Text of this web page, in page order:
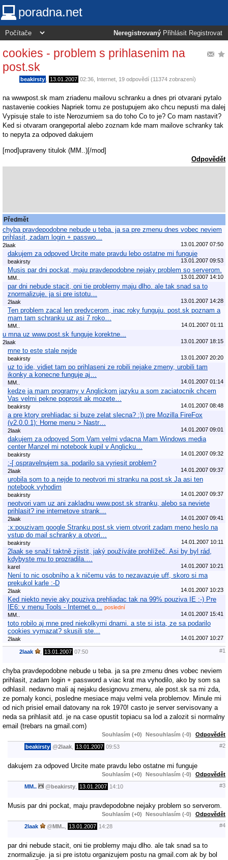
poradna.net
Neregistrovaný Přihlásit Registrovat
cookies - problem s prihlasenim na
post.sk
beakirsty 13.01.2007 02:36 Internet , 19 odpovědí (11374 zobrazení)
na wwwpost.sk mam zriadenu mailovu schranku a dnes pri otvarani pytalo
nastavenie cookies Napriek tomu ze postupujem ako chcu nepusti ma dalej
Vypisuje stale to iste Nerozumiem sa do toho Co to je? Co mam nastavit?
Ked si otvaram orangeportal alebo zoznam kde mam mailove schranky tak
to nepyta za odpoved dakujem
[mod]upraveny titulok (MM..)[/mod]
Odpovědět
Předmět
chyba pravdepodobne nebude u teba. ja sa pre zmenu dnes vobec neviem
prihlasit, zadam login + passwo…
2laak 13.01.2007 07:50
dakujem za odpoved Urcite mate pravdu lebo ostatne mi funguje
beakirsty 13.01.2007 09:53
Musis par dni pockat, maju pravdepodobne nejaky problem so serverom.
MM.. 13.01.2007 14:10
par dni nebude stacit, oni tie problemy maju dlho. ale tak snad sa to
znormalizuje. ja si pre istotu…
2laak 13.01.2007 14:28
Ten problem zacal len predvcerom, inac roky funguju. post.sk poznam a
mam tam schranku uz asi 7 roko…
MM.. 14.01.2007 01:11
u mna uz www.post.sk funguje korektne...
2laak 13.01.2007 18:15
mne to este stale nejde
beakirsty 13.01.2007 20:20
uz to ide, vidiet tam po prihlaseni ze robili nejake zmeny, urobili tam
ikonky a konecne funguje aj…
MM.. 14.01.2007 01:14
kedze ja mam programy v Anglickom jazyku a som zaciatocnik chcem
Vas velmi pekne poprosit ak mozete…
beakirsty 14.01.2007 08:48
a pre ktory prehliadac si buze zelat slecna? :)) pre Mozilla FireFox
(v2.0.0.1): Horne menu > Nastr…
2laak 14.01.2007 09:01
dakujem za odpoved Som Vam velmi vdacna Mam Windows media
center Manzel mi notebook kupil v Anglicku…
beakirsty 14.01.2007 09:32
:-[ ospravelnujem sa. podarilo sa vyriesit problem?
2laak 14.01.2007 09:37
urobila som to a nejde to neotvori mi stranku na post.sk Ja asi ten
notebook vyhodim
beakirsty 14.01.2007 09:37
neotvori vam uz ani zakladnu www.post.sk stranku, alebo sa neviete
prihlasit? ine internetove strank…
2laak 14.01.2007 09:41
:x:pouzivam google Stranku post.sk viem otvorit zadam meno heslo na
vstup do mail schranky a otvori…
beakirsty 14.01.2007 10:11
2laak se snaží taktně zjistit, jaký používáte prohlížeč. Asi by byl rád,
kdybyste mu to prozradila.…
karel 14.01.2007 10:21
Není to nic osobního a k ničemu vás to nezavazuje uff, skoro si ma
prekukol karle :-D
2laak 14.01.2007 10:23
Ked niekto nevie aky pouziva prehliadac tak na 99% pouziva IE :-) Pre
IE6: v menu Tools - Internet o…
poslední
MM..
14.01.2007 15:41
toto robilo aj mne pred niekolkymi dnami. a ste si ista, ze sa podarilo
cookies vymazat? skusili ste…
2laak 14.01.2007 10:27
2laak 13.01.2007 07:50 #1
chyba pravdepodobne nebude u teba. ja sa pre zmenu dnes vobec neviem
prihlasit, zadam login + password a viac krat ma vyhodilo, ako by som sa
odhlasil. nedavno mali aj nejaku designovu zmenu, ale post.sk sa mi zda,
ze pomaly konci, posledne mesiace maju velmi vela problemov. Minule mi
od nich prisiel email datovany na rok 1970! casto je server servisovany a
neda sa prihlasit atd. je na case opustit topiacu sa lod a zalozit si normalny
email (trebars na gmail.com)
Souhlasím (+0) Nesouhlasím (-0) Odpovědět
beakirsty @2laak 13.01.2007 09:53 #2
dakujem za odpoved Urcite mate pravdu lebo ostatne mi funguje
Souhlasím (+0) Nesouhlasím (-0) Odpovědět
MM.. @beakirsty 13.01.2007 14:10 #3
Musis par dni pockat, maju pravdepodobne nejaky problem so serverom.
Souhlasím (+0) Nesouhlasím (-0) Odpovědět
2laak @MM.. 13.01.2007 14:28 #4
par dni nebude stacit, oni tie problemy maju dlho. ale tak snad sa to
znormalizuje. ja si pre istotu organizujem postu na gmail.com ak by bol